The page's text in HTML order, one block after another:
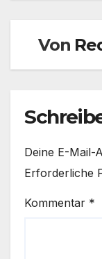
Von
Deine E-Mail-
Erforderliche
Kommentar *